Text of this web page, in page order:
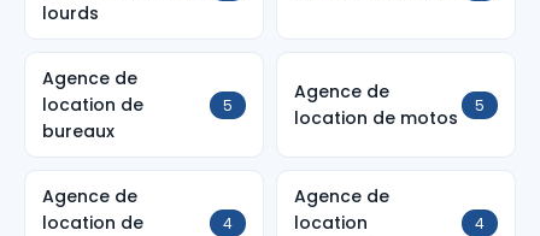
lourds
Agence de
location de
bureaux
5
Agence de
location de motos
5
Agence de
location de
4
Agence de
location
4